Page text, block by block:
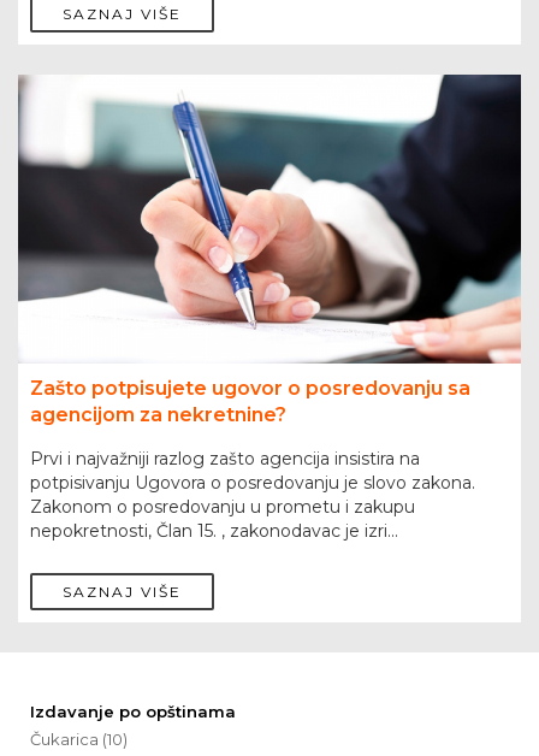
SAZNAJ VIŠE
Zašto potpisujete ugovor o posredovanju sa
agencijom za nekretnine?
Prvi i najvažniji razlog zašto agencija insistira na
potpisivanju Ugovora o posredovanju je slovo zakona.
Zakonom o posredovanju u prometu i zakupu
nepokretnosti, Član 15. , zakonodavac je izri...
SAZNAJ VIŠE
Izdavanje po opštinama
Čukarica (10)